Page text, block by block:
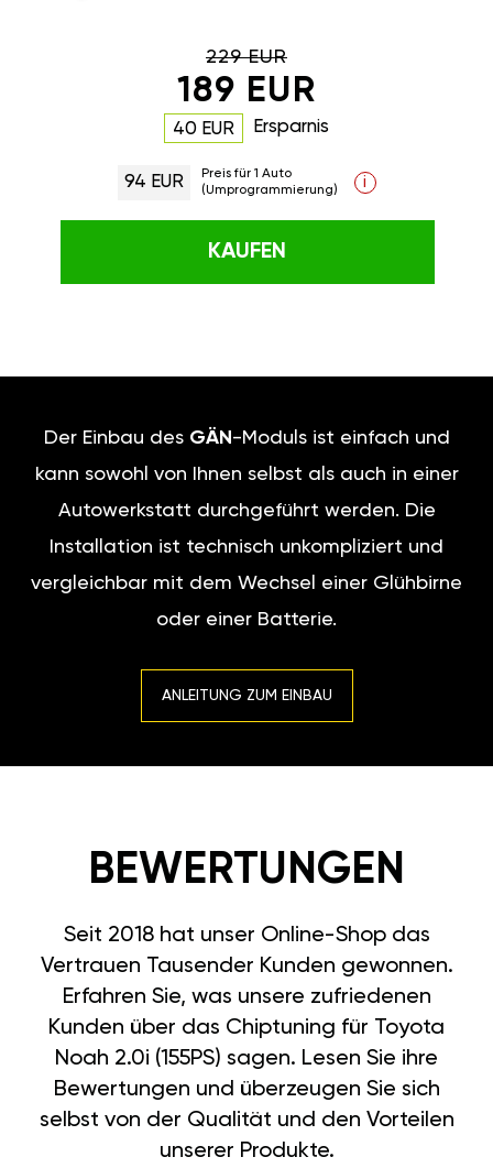
229 EUR
189 EUR
40 EUR Ersparnis
94 EUR
Preis für 1 Auto
(Umprogrammierung)
i
KAUFEN
Der Einbau des GÄN -Moduls ist einfach und
kann sowohl von Ihnen selbst als auch in einer
Autowerkstatt durchgeführt werden. Die
Installation ist technisch unkompliziert und
vergleichbar mit dem Wechsel einer Glühbirne
oder einer Batterie.
ANLEITUNG ZUM EINBAU
BEWERTUNGEN
Seit 2018 hat unser Online-Shop das
Vertrauen Tausender Kunden gewonnen.
Erfahren Sie, was unsere zufriedenen
Kunden über das Chiptuning für Toyota
Noah 2.0i (155PS) sagen. Lesen Sie ihre
Bewertungen und überzeugen Sie sich
selbst von der Qualität und den Vorteilen
unserer Produkte.